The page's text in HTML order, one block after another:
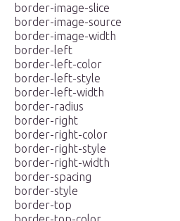
border-image-slice
border-image-source
border-image-width
border-left
border-left-color
border-left-style
border-left-width
border-radius
border-right
border-right-color
border-right-style
border-right-width
border-spacing
border-style
border-top